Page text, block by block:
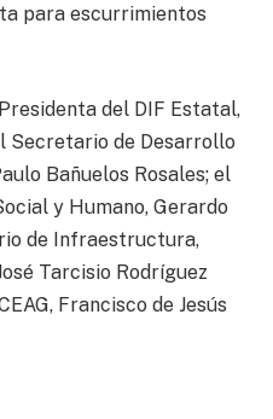
para escurrimientos
del DIF Estatal,
Secretario de Desarrollo
Bañuelos Rosales; el
y Humano, Gerardo
de Infraestructura,
Tarcisio Rodríguez
Francisco de Jesús